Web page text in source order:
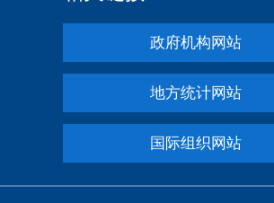
政府机构网站
地方统计网站
国际组织网站